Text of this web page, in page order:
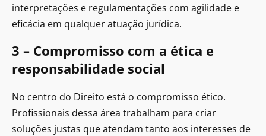
interpretações e regulamentações com agilidade e
eficácia em qualquer atuação jurídica.
3 – Compromisso com a ética e
responsabilidade social
No centro do Direito está o compromisso ético.
Profissionais dessa área trabalham para criar
soluções justas que atendam tanto aos interesses de